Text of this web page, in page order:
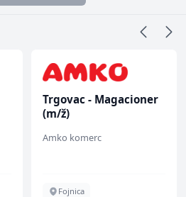
Trgovac - Magacioner
(m/ž)
Amko komerc
Fojnica